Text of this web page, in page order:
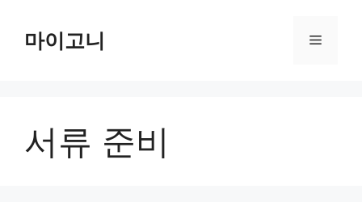
마이고니 메
서류 준비